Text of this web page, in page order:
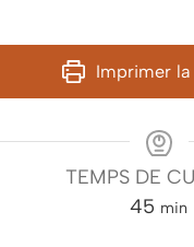
Imprimer
TEMPS DE
45 min